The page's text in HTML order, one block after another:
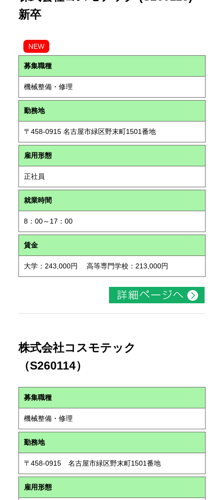
新卒
NEW
募集職種
機械整備・修理
勤務地
〒458-0915 名古屋市緑区野末町1501番地
雇用形態
正社員
就業時間
8：00～17：00
賃金
大学：243,000円 高等専門学校：213,000円
株式会社コスモテック
（S260114）
募集職種
機械整備・修理
勤務地
〒458-0915 名古屋市緑区野末町1501番地
雇用形態